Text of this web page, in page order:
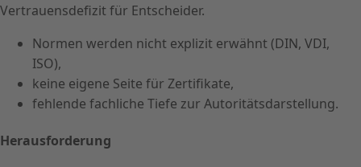
Vertrauensdefizit für Entscheider.
Normen werden nicht explizit erwähnt (DIN, VDI,
ISO),
keine eigene Seite für Zertifikate,
fehlende fachliche Tiefe zur Autoritätsdarstellung.
Herausforderung